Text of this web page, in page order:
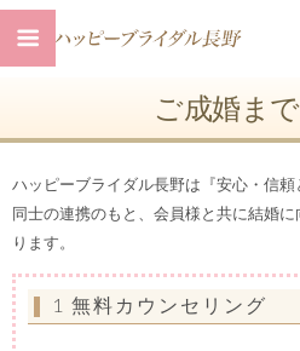
ご成婚ま
ハッピーブライダル長野は『安心・信
同士の連携のもと、会員様と共に結婚
ります。
1 無料カウンセリング